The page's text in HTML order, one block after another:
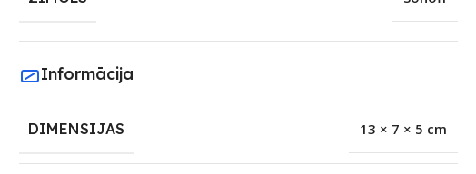
Informācija
DIMENSIJAS 13 × 7 × 5 cm